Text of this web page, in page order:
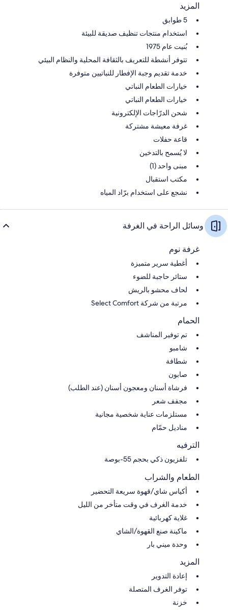
المزيد
5 طوابق
استخدام منتجات تنظيف صديقة للبيئة
بُنيت عام 1975
تتوفر أنشطة للتعريف بالثقافة المحلية والنظام البيئي
خدمة تقديم وجبة الإفطار للنباتيين متوفرة
خيارات الطعام النباتي
خيارات الطعام النباتي
شحن الدرّاجات الإلكترونية
غرفة معيشة مشتركة
قاعة حفلات
لا يُسمح بالتدخين
مبنى واحد (1)
مكتب استقبال
نشجع على استخدام برّاد المياه
وسائل الراحة في الغرفة
غرفة نوم
أغطية سرير متميزة
ستائر حاجبة للضوء
لحاف محشو بالريش
مرتبة من شركة Select Comfort
الحمام
تم توفير المناشف
شامبو
شطافة
صابون
فرشاة أسنان ومعجون أسنان (عند الطلب)
مجفف شعر
مستلزمات عناية شخصية مجانية
مناديل حمّام
الترفيه
تلفزيون ذكي بحجم 55-بوصة
الطعام والشراب
أكياس شاي/قهوة سريعة التحضير
خدمة الغرف في وقت متأخر من الليل
غلاية كهربائية
ماكينة صنع القهوة/الشاي
وحدة ميني بار
المزيد
إعادة التدوير
توفر الغرف المتصلة
خزنة